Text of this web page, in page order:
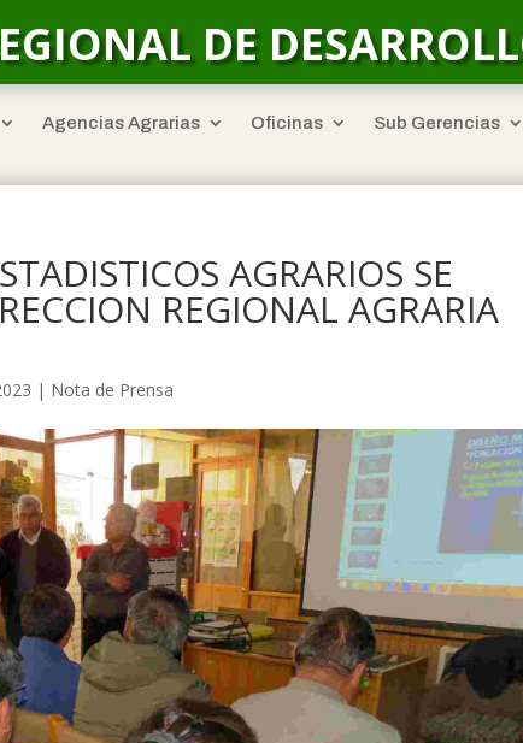
DE
Agencias Agrarias Oficinas Sub Gerencias
AGRARIOS SE
REGIONAL AGRARIA
| Nota de Prensa